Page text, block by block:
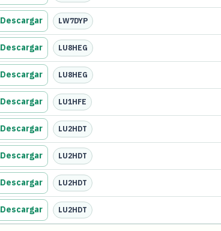
Descargar LW7DYP
Descargar LU8HEG
Descargar LU8HEG
Descargar LU1HFE
Descargar LU2HDT
Descargar LU2HDT
Descargar LU2HDT
Descargar LU2HDT